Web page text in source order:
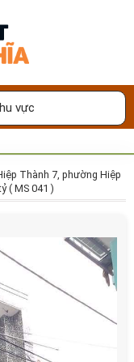
vực
ƯNG Ý CỦA
bởi Nhà Đất Sơn
Thành 7, phường Hiệp
( MS 041 )